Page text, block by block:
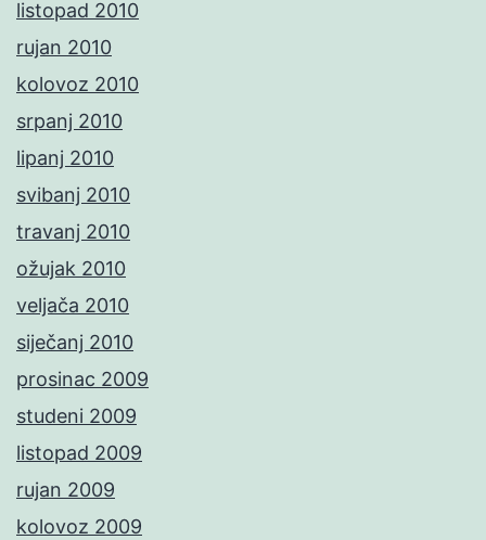
listopad 2010
rujan 2010
kolovoz 2010
srpanj 2010
lipanj 2010
svibanj 2010
travanj 2010
ožujak 2010
veljača 2010
siječanj 2010
prosinac 2009
studeni 2009
listopad 2009
rujan 2009
kolovoz 2009